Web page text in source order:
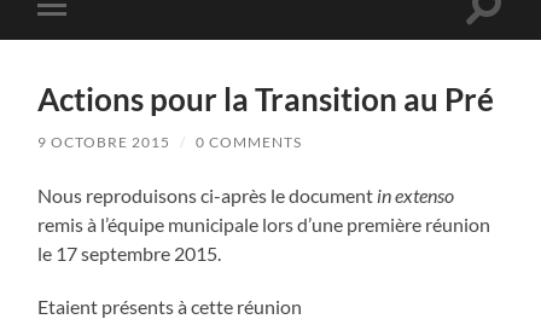
Toggle
mobile
Toggle
Actions pour la Transition au Pré
9 OCTOBRE 2015 / 0 COMMENTS
Nous reproduisons ci-après le document in extenso
remis à l’équipe municipale lors d’une première réunion
le 17 septembre 2015.
Etaient présents à cette réunion